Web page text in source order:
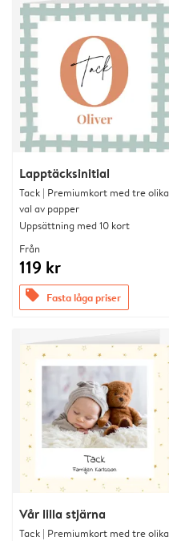
Lapptäcksinitial
Tack | Premiumkort med tre olika
val av papper
Uppsättning med 10 kort
Från
119 kr
offers Fasta låga priser
Vår lilla stjärna
Tack | Premiumkort med tre olika